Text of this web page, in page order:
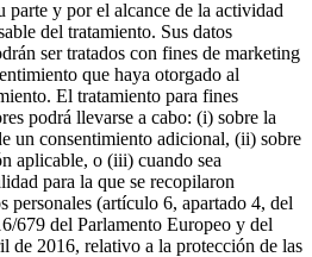
parte y por el alcance de la actividad
del tratamiento. Sus datos
ser tratados con fines de marketing
que haya otorgado al
El tratamiento para fines
podrá llevarse a cabo: (i) sobre la
un consentimiento adicional, (ii) sobre
aplicable, o (iii) cuando sea
para la que se recopilaron
personales (artículo 6, apartado 4, del
679 del Parlamento Europeo y del
de 2016, relativo a la protección de las